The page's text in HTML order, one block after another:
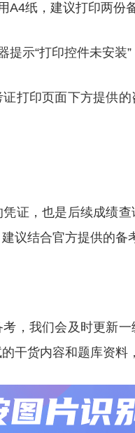
A4纸，建议打印两份
提示“打印控件未安装
打印页面下方提供
证，也是后续成绩
议结合官方提供的备
，我们会及时更新
干货内容和题库资料